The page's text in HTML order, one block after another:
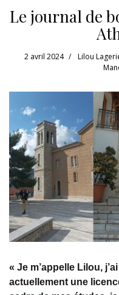
Le journal de
2 avril 2024 Lilou
« Je m’appelle Lilou,
actuellement une